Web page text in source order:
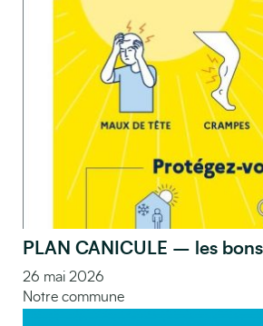
PLAN CANICULE – les
26 mai 2026
Notre commune